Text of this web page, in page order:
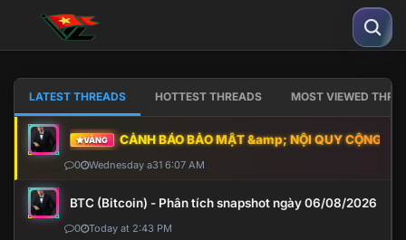
LATEST THREADS HOTTEST THREADS MOST VIEWED
VÀNG CẢNH BÁO BẢO MẬT &amp; NỘI QUY CỘNG
0 Wednesday a31 6:07 AM
BTC (Bitcoin) - Phân tích snapshot ngày 06/08/2026
0 Today at 2:43 PM